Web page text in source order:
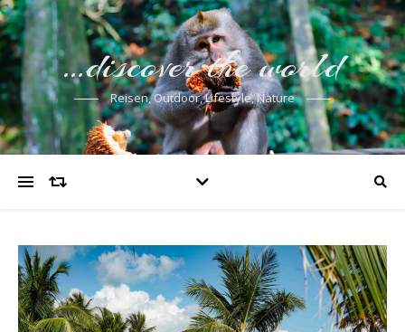
…discover the world
Reisen, Outdoor, Lifestyle, Nature